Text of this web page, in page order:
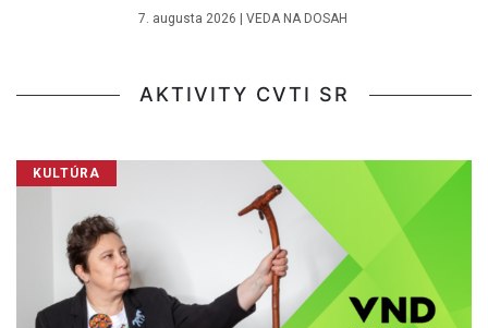
7. augusta 2026 | VEDA NA DOSAH
AKTIVITY CVTI SR
KULTÚRA